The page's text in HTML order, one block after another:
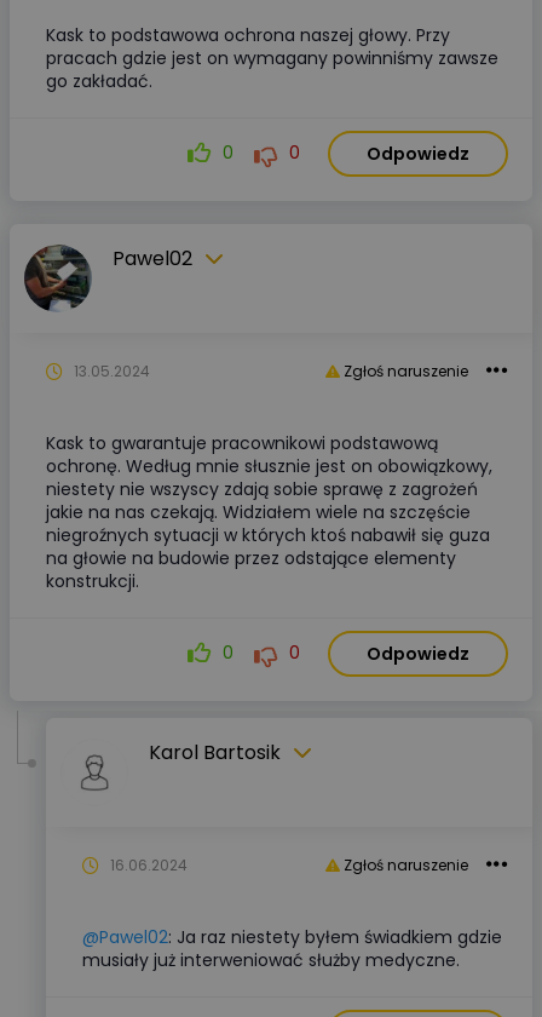
Kask to podstawowa ochrona naszej głowy. Przy
pracach gdzie jest on wymagany powinniśmy zawsze
go zakładać.
0 0 Odpowiedz
Pawel02
Zgłoś naruszenie
13.05.2024
Kask to gwarantuje pracownikowi podstawową
ochronę. Według mnie słusznie jest on obowiązkowy,
niestety nie wszyscy zdają sobie sprawę z zagrożeń
jakie na nas czekają. Widziałem wiele na szczęście
niegroźnych sytuacji w których ktoś nabawił się guza
na głowie na budowie przez odstające elementy
konstrukcji.
0 0 Odpowiedz
Karol Bartosik
Zgłoś naruszenie
16.06.2024
@Pawel02: Ja raz niestety byłem świadkiem gdzie
musiały już interweniować służby medyczne.